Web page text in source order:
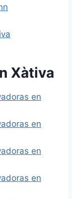
Xàtiva
en
en
en
en